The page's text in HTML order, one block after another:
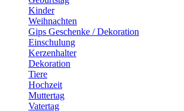
Kinder
Weihnachten
Gips Geschenke / Dekoration
Einschulung
Kerzenhalter
Dekoration
Tiere
Hochzeit
Muttertag
Vatertag